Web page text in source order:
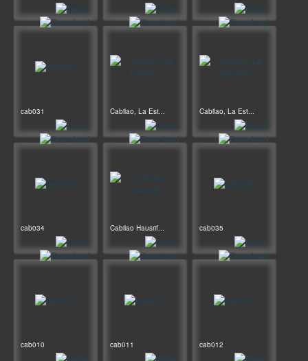
cab031 Cabilao, La Est... Cabilao, La Est...
cab034 Cabilao Hausrif... cab035
cab010 cab011 cab012